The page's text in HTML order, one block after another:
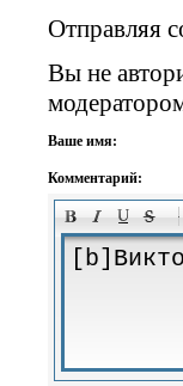
Отправляя
Вы не
Ваше имя:
Комментарий:
-
-
-
-
-